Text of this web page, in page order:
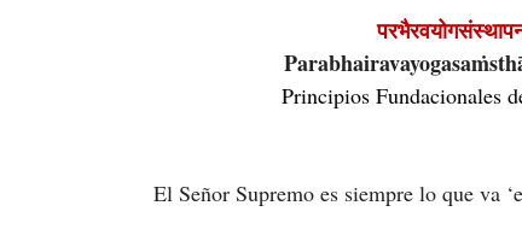
Principios Fundacionales
El Señor Supremo es siempre lo que va